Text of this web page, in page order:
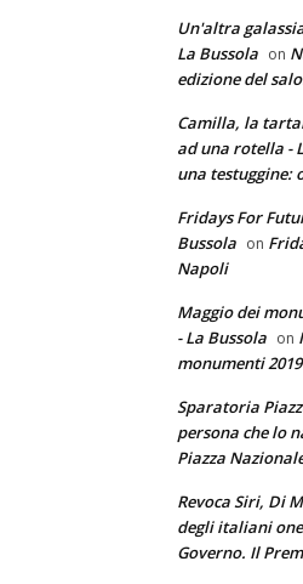
Un'altra
La Bussola on
edizione del
Camilla, la
ad una rotella -
una testuggine:
Fridays For
Bussola on
Napoli
Maggio dei
- La Bussola on
monumenti 2019
Sparatoria
persona che lo
Piazza
Revoca Siri, Di
degli italiani
Governo. Il